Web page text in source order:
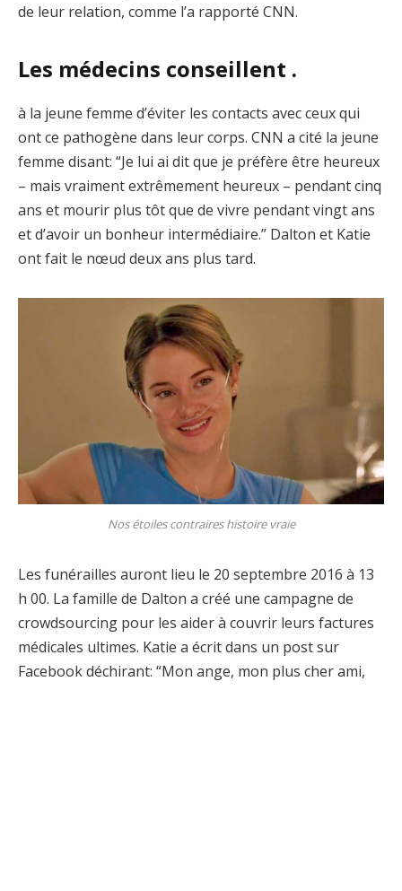
de leur relation, comme l’a rapporté CNN.
Les médecins conseillent .
à la jeune femme d’éviter les contacts avec ceux qui
ont ce pathogène dans leur corps. CNN a cité la jeune
femme disant: “Je lui ai dit que je préfère être heureux
– mais vraiment extrêmement heureux – pendant cinq
ans et mourir plus tôt que de vivre pendant vingt ans
et d’avoir un bonheur intermédiaire.” Dalton et Katie
ont fait le nœud deux ans plus tard.
Nos étoiles contraires histoire vraie
Les funérailles auront lieu le 20 septembre 2016 à 13
h 00. La famille de Dalton a créé une campagne de
crowdsourcing pour les aider à couvrir leurs factures
médicales ultimes. Katie a écrit dans un post sur
Facebook déchirant: “Mon ange, mon plus cher ami,